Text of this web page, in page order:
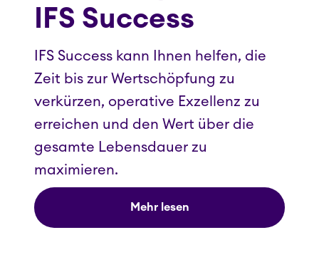
IFS Success
IFS Success kann Ihnen helfen, die
Zeit bis zur Wertschöpfung zu
verkürzen, operative Exzellenz zu
erreichen und den Wert über die
gesamte Lebensdauer zu
maximieren.
Mehr lesen